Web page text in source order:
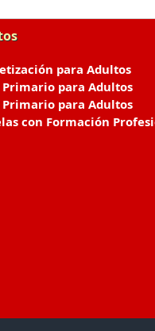
para Adultos
para Adultos
para Adultos
con Formación